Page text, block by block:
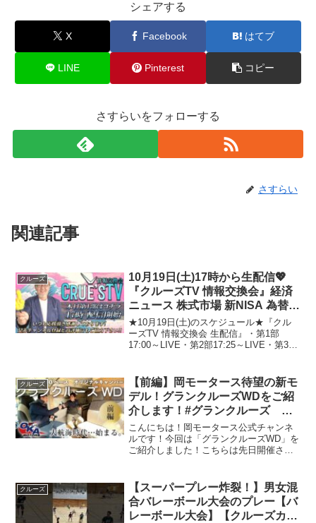
シェアする
X Facebook はてブ
LINE Pinterest コピー
さすらいをフォローする
さすらい
関連記事
クルーズ
10月19日(土)17時から生配信💖
『クルーズTV 情報交換会』経済
ニュース 株式市場 新NISA 為替情
報 世界情勢 RV GESARA 黄金時
代 ベトナムドン イラクディナー
ル ベーシックインカム
★10月19日(土)のスケジュール★『クル
ーズTV 情報交換会 生配信』・第1部
17:00～LIVE・第2部17:25～LIVE・第3部
～LIV...
クルーズ
【前編】岡モータース待望の新モ
デル！グランクルーズWDをご紹
介します！#グランクルーズ
#fiat #ducato
こんにちは！岡モータース公式チャンネ
ルです！今回は「グランクルーズWD」を
ご紹介しました！こちらは先日開催され
ャンピングカーです✨・グランクルーズ
🌟「FIAT PRO...
クルーズ
【スーパープレー炸裂！】男女混
合バレーボール大会のプレー【バ
レーボール大会】【クルーズカッ